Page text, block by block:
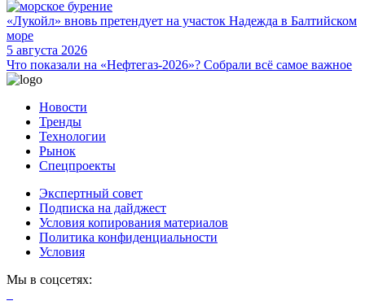
«Лукойл» вновь претендует на участок Надежда в Балтийском
море
5 августа 2026
Что показали на «Нефтегаз-2026»? Собрали всё самое важное
Новости
Тренды
Технологии
Рынок
Спецпроекты
Экспертный совет
Подписка на дайджест
Условия копирования материалов
Политика конфиденциальности
Условия
Мы в соцсетях: